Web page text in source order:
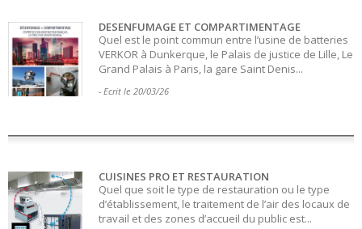
DESENFUMAGE ET COMPARTIMENTAGE
Quel est le point commun entre l’usine de batteries
VERKOR à Dunkerque, le Palais de justice de Lille, Le
Grand Palais à Paris, la gare Saint Denis...
- Ecrit le 20/03/26
CUISINES PRO ET RESTAURATION
Quel que soit le type de restauration ou le type
d’établissement, le traitement de l’air des locaux de
travail et des zones d’accueil du public est...